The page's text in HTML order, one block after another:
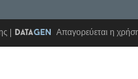
| Απαγορεύεται η